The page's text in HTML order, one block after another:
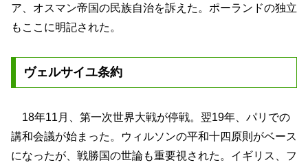
ア、オスマン帝国の民族自治を訴えた。ポーランドの独立
もここに明記された。
ヴェルサイユ条約
18年11月、第一次世界大戦が停戦。翌19年、パリでの
講和会議が始まった。ウィルソンの平和十四原則がベース
になったが、戦勝国の世論も重要視された。イギリス、フ